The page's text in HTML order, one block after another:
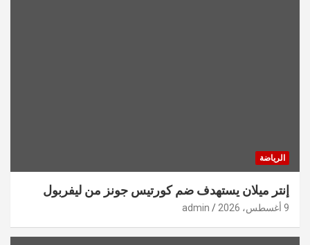
الرياضة
إنتر ميلان يستهدف ضم كورتيس جونز من ليفربول
9 أغسطس، 2026 admin